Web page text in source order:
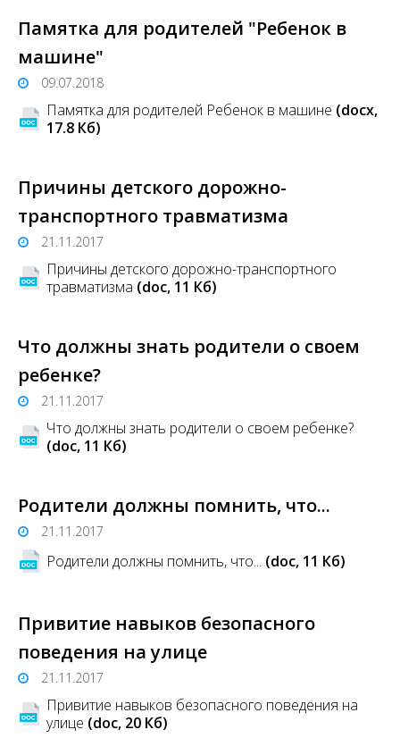
Памятка для родителей "Ребенок в
машине"
09.07.2018
Памятка для родителей Ребенок в машине (docx,
17.8 Кб)
Причины детского дорожно-
транспортного травматизма
21.11.2017
Причины детского дорожно-транспортного
травматизма (doc, 11 Кб)
Что должны знать родители о своем
ребенке?
21.11.2017
Что должны знать родители о своем ребенке?
(doc, 11 Кб)
Родители должны помнить, что...
21.11.2017
Родители должны помнить, что... (doc, 11 Кб)
Привитие навыков безопасного
поведения на улице
21.11.2017
Привитие навыков безопасного поведения на
улице (doc, 20 Кб)